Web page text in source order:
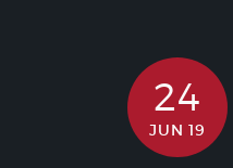
24
JUN 19